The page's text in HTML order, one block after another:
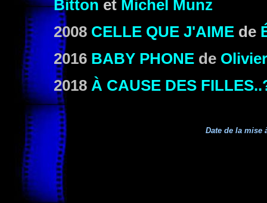
Bitton et Michel Munz
2008 CELLE QUE J'AIME de
2016 BABY PHONE de
2018 À CAUSE DES
Date de la